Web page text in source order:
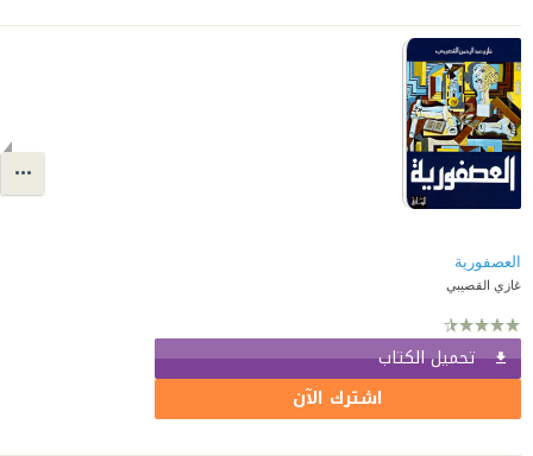
العصفورية
غازي القصيبي
تحميل الكتاب
اشترك الآن